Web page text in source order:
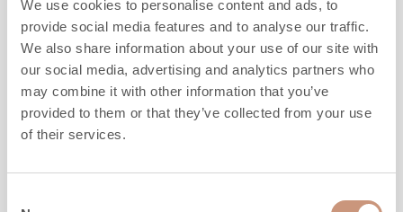
We use cookies to personalise content and ads, to
provide social media features and to analyse our traffic.
We also share information about your use of our site with
our social media, advertising and analytics partners who
may combine it with other information that you’ve
provided to them or that they’ve collected from your use
of their services.